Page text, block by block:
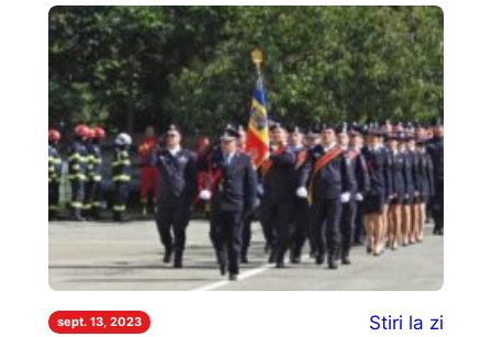
sept. 13, 2023 Stiri la zi